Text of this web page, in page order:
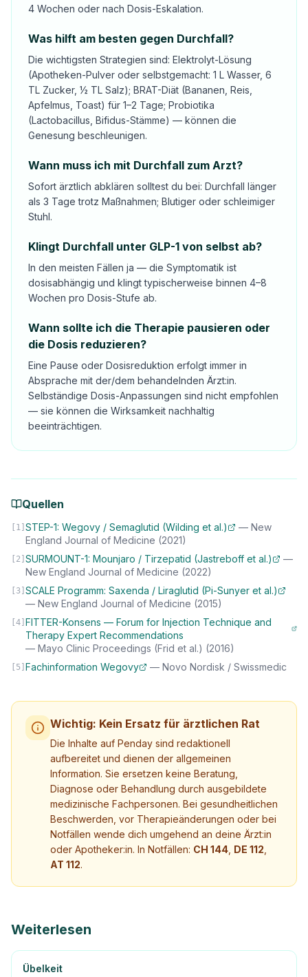
4 Wochen oder nach Dosis-Eskalation.
Was hilft am besten gegen Durchfall?
Die wichtigsten Strategien sind: Elektrolyt-Lösung
(Apotheken-Pulver oder selbstgemacht: 1 L Wasser, 6
TL Zucker, ½ TL Salz); BRAT-Diät (Bananen, Reis,
Apfelmus, Toast) für 1–2 Tage; Probiotika
(Lactobacillus, Bifidus-Stämme) — können die
Genesung beschleunigen.
Wann muss ich mit Durchfall zum Arzt?
Sofort ärztlich abklären solltest du bei: Durchfall länger
als 3 Tage trotz Maßnahmen; Blutiger oder schleimiger
Stuhl.
Klingt Durchfall unter GLP-1 von selbst ab?
In den meisten Fällen ja — die Symptomatik ist
dosisabhängig und klingt typischerweise binnen 4–8
Wochen pro Dosis-Stufe ab.
Wann sollte ich die Therapie pausieren oder
die Dosis reduzieren?
Eine Pause oder Dosisreduktion erfolgt immer in
Absprache mit der/dem behandelnden Ärzt:in.
Selbständige Dosis-Anpassungen sind nicht empfohlen
— sie können die Wirksamkeit nachhaltig
beeinträchtigen.
Quellen
1 STEP-1: Wegovy / Semaglutid (Wilding et al.) — New
England Journal of Medicine (2021)
2 SURMOUNT-1: Mounjaro / Tirzepatid (Jastreboff et al.)
—
New England Journal of Medicine (2022)
3 SCALE Programm: Saxenda / Liraglutid (Pi-Sunyer et al.)
— New England Journal of Medicine (2015)
4 FITTER-Konsens — Forum for Injection Technique and
Therapy Expert Recommendations
— Mayo Clinic Proceedings (Frid et al.) (2016)
5 Fachinformation Wegovy — Novo Nordisk / Swissmedic
Wichtig: Kein Ersatz für ärztlichen Rat
Die Inhalte auf Penday sind redaktionell
aufbereitet und dienen der allgemeinen
Information. Sie ersetzen keine Beratung,
Diagnose oder Behandlung durch ausgebildete
medizinische Fachpersonen. Bei gesundheitlichen
Beschwerden, vor Therapieänderungen oder bei
Notfällen wende dich umgehend an deine Ärzt:in
oder Apotheker:in. In Notfällen: CH 144 DE 112
AT 112.
Weiterlesen
Übelkeit